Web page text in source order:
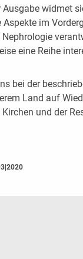
Ausgabe widmet
im
eine Reihe
bei der
Land auf
und der